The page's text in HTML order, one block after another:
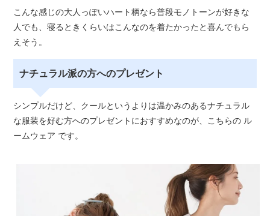
こんな感じの大人っぽいハート柄なら普段モノトーンが好きな
人でも、寝るときくらいはこんなのを着たかったと喜んでもら
えそう。
ナチュラル派の方へのプレゼント
シンプルだけど、クールというよりは温かみのあるナチュラル
な服装を好む方へのプレゼントにおすすめなのが、こちらの ル
ームウェア です。